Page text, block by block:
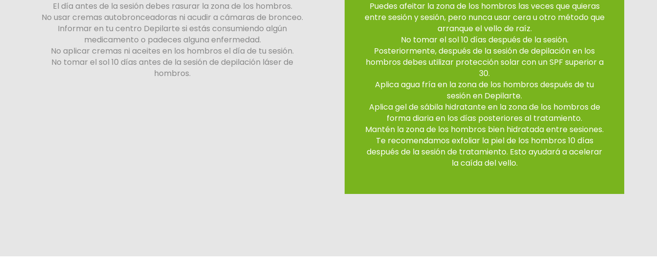
El día antes de la sesión debes rasurar la zona de los hombros.
No usar cremas autobronceadoras ni acudir a cámaras de bronceo.
Informar en tu centro Depilarte si estás consumiendo algún
medicamento o padeces alguna enfermedad.
No aplicar cremas ni aceites en los hombros el día de tu sesión.
No tomar el sol 10 días antes de la sesión de depilación láser de
hombros.
Puedes afeitar la zona de los hombros las veces que quieras
entre sesión y sesión, pero nunca usar cera u otro método que
arranque el vello de raíz.
No tomar el sol 10 días después de la sesión.
Posteriormente, después de la sesión de depilación en los
hombros debes utilizar protección solar con un SPF superior a
30.
Aplica agua fría en la zona de los hombros después de tu
sesión en Depilarte.
Aplica gel de sábila hidratante en la zona de los hombros de
forma diaria en los días posteriores al tratamiento.
Mantén la zona de los hombros bien hidratada entre sesiones.
Te recomendamos exfoliar la piel de los hombros 10 días
después de la sesión de tratamiento. Esto ayudará a acelerar
la caída del vello.